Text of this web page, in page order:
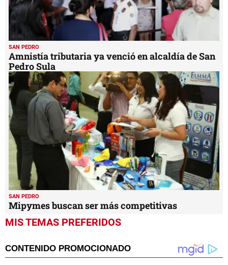
SAN PEDRO
Amnistía tributaria ya venció en alcaldía de San
Pedro Sula
SAN PEDRO
Mipymes buscan ser más competitivas
MIS TEMAS PREFERIDOS